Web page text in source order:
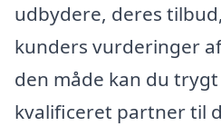
udbydere, deres
kunders vurderinger
den måde kan du
kvalificeret partner til